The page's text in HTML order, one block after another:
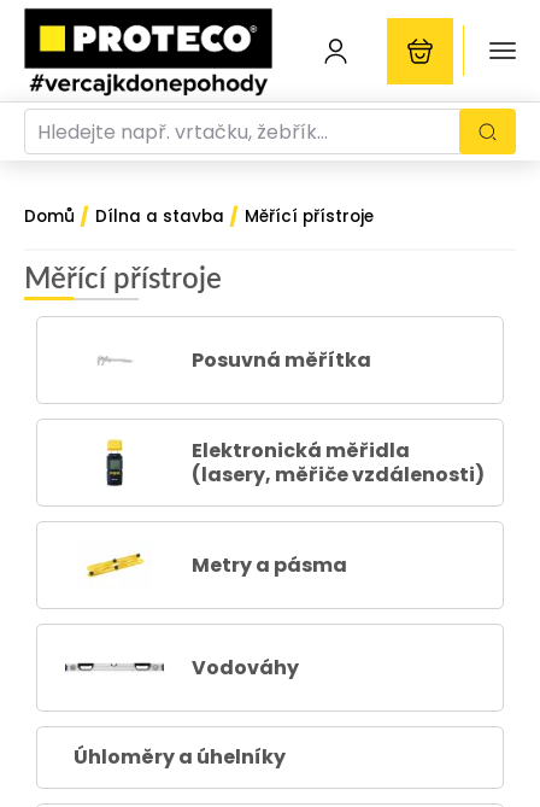
Domů / Dílna a stavba / Měřící přístroje
Měřící přístroje
Posuvná měřítka
Elektronická měřidla
(lasery, měřiče vzdálenosti)
Metry a pásma
Vodováhy
Úhloměry a úhelníky